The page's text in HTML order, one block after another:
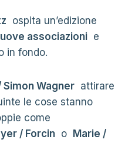
ospita un’edizione
associazionie
in fondo.
Wagnerattirare
le cose stanno
come
/ Forcino Marie /